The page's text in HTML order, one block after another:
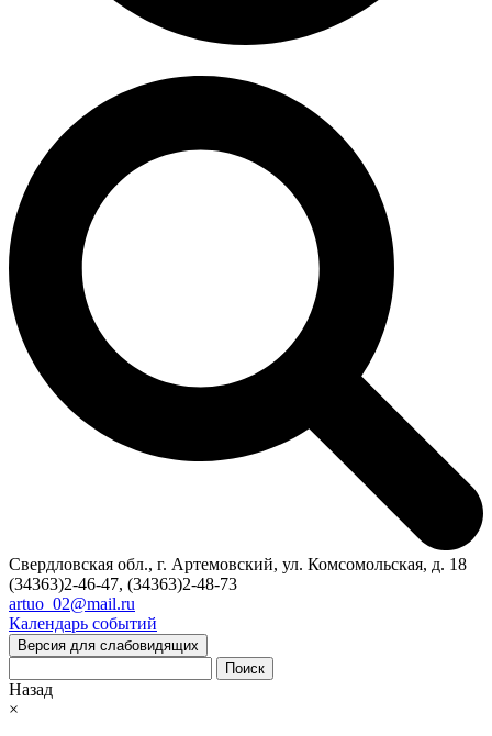
Свердловская обл., г. Артемовский, ул. Комсомольская, д. 18
(34363)2-46-47, (34363)2-48-73
artuo_02@mail.ru
Календарь событий
Версия для слабовидящих
Поиск
Назад
×